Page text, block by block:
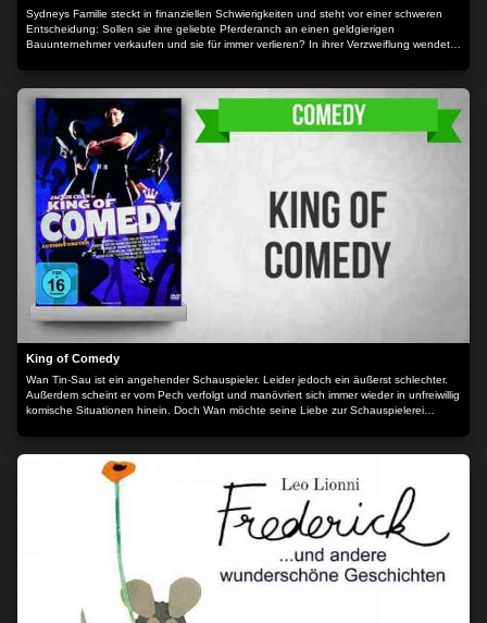
Sydneys Familie steckt in finanziellen Schwierigkeiten und steht vor einer schweren
Entscheidung: Sollen sie ihre geliebte Pferderanch an einen geldgierigen
Bauunternehmer verkaufen und sie für immer verlieren? In ihrer Verzweiflung wendet
ändern, doch dann findet Sydney ein mystisches, geflügeltes Pferd im Wald. Es
humpelt und hat einen verletzten Flügel. Sydney nimmt sich des magischen Wesens
an und gibt ihm den Namen Harmonie. Auf der Ranch pflegt sie das Pferd zunächst
heimlich, doch schon bald hilft die ganze Familie mit - und rückt so wieder enger
zusammen. Letztlich entwickeln sie zusammen einen gewagten Plan zur Rettung des
Pferdes und der Ranch. Der Inhalt wird bereitgestellt von: PLAION PICTURES GmbH,
Lochhamer Str. 9, 82152 Planegg/München
King of Comedy
Wan Tin-Sau ist ein angehender Schauspieler. Leider jedoch ein äußerst schlechter.
Außerdem scheint er vom Pech verfolgt und manövriert sich immer wieder in unfreiwillig
komische Situationen hinein. Doch Wan möchte seine Liebe zur Schauspielerei